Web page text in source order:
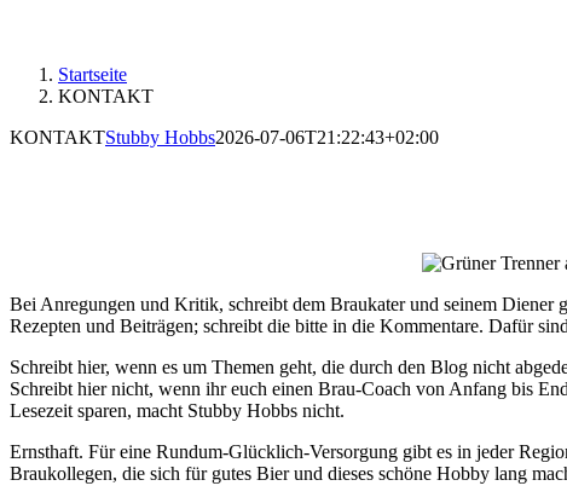
Startseite
KONTAKT
KONTAKTStubby Hobbs2026-07-06T21:22:43+02:00
Bei Anregungen und Kritik, schreibt dem Braukater und seinem
Rezepten und Beiträgen; schreibt die bitte in die Kommentare. Dafür
Schreibt hier, wenn es um Themen geht, die durch den Blog nicht
Schreibt hier nicht, wenn ihr euch einen Brau-Coach von Anfang bis
Lesezeit sparen, macht Stubby Hobbs nicht.
Ernsthaft. Für eine Rundum-Glücklich-Versorgung gibt es in jeder
Braukollegen, die sich für gutes Bier und dieses schöne Hobby lang